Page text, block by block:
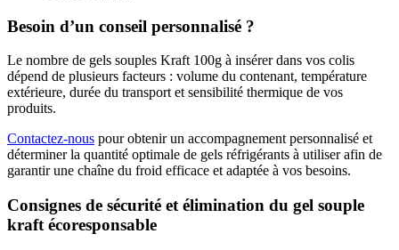
Besoin d’un conseil personnalisé ?
Le nombre de gels souples Kraft 100g à insérer dans vos colis
dépend de plusieurs facteurs : volume du contenant, température
extérieure, durée du transport et sensibilité thermique de vos
produits.
Contactez-nous pour obtenir un accompagnement personnalisé et
déterminer la quantité optimale de gels réfrigérants à utiliser afin de
garantir une chaîne du froid efficace et adaptée à vos besoins.
Consignes de sécurité et élimination du gel souple
kraft écoresponsable